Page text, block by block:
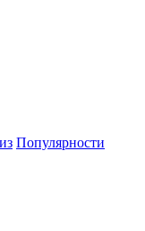
Популярности